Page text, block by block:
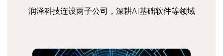
润泽科技连设两子公司，深耕AI基础软件等领域